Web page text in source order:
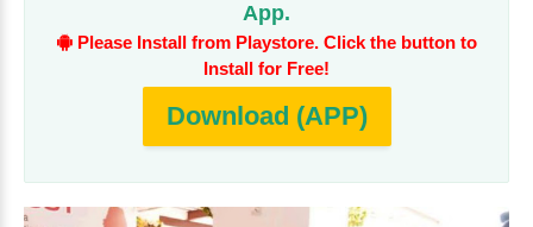
App.
Please Install from Playstore. Click the button to
Install for Free!
Download (APP)